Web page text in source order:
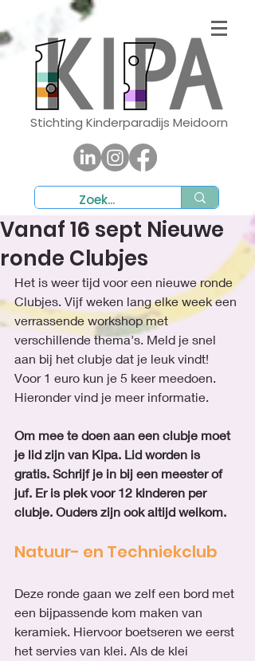
Stichting Kinderparadijs Meidoorn
Vanaf 16 sept Nieuwe
ronde Clubjes
Het is weer tijd voor een nieuwe ronde
Clubjes. Vijf weken lang elke week een
verrassende workshop met
verschillende thema's. Meld je snel
aan bij het clubje dat je leuk vindt!
Voor 1 euro kun je 5 keer meedoen.
Hieronder vind je meer informatie.
Om mee te doen aan een clubje moet
je lid zijn van Kipa. Lid worden is
gratis. Schrijf je in bij een meester of
juf. Er is plek voor 12 kinderen per
clubje. Ouders zijn ook altijd welkom.
Natuur- en Techniekclub
Deze ronde gaan we zelf een bord met
een bijpassende kom maken van
keramiek. Hiervoor boetseren we eerst
het servies van klei. Als de klei